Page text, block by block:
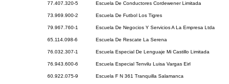
77.407.320-5 Escuela De Conductores Cordewener Limitada
73.969.900-2 Escuela De Futbol Los Tigres
79.967.760-1 Escuela De Negocios Y Servicios A La Empresa Ltda
65.114.098-6 Escuela De Rescate La Serena
76.032.307-1 Escuela Especial De Lenguaje Mi Castillo Limitada
76.943.600-6 Escuela Especial Tenvilu Luisa Vargas Eirl
60.922.075-9 Escuela F N 361 Tranquilla Salamanca